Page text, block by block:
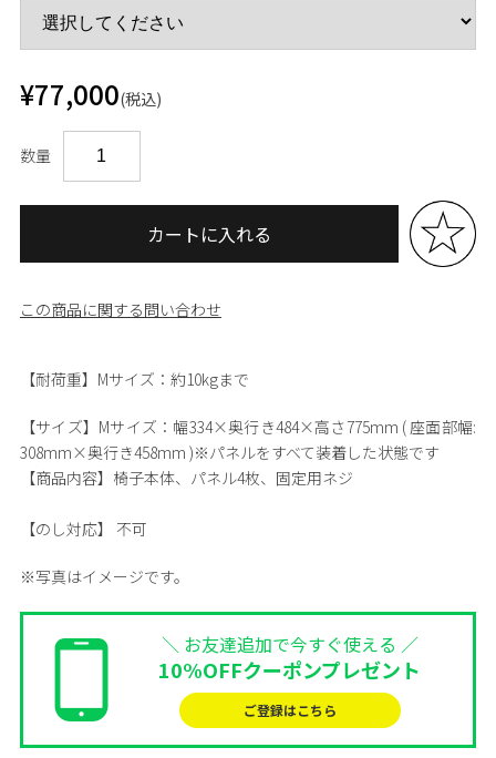
¥77,000(税込)
数量
カートに入れる
この商品に関する問い合わせ
【耐荷重】Mサイズ：約10kgまで
【サイズ】 Mサイズ：幅334×奥行き484×高さ775mm ( 座面部幅:
308mm×奥行き458mm )※パネルをすべて装着した状態です
【商品内容】 椅子本体、パネル4枚、固定用ネジ
【のし対応】 不可
※写真はイメージです。
＼ お友達追加で今すぐ使える ／
10%OFFクーポンプレゼント
ご登録はこちら